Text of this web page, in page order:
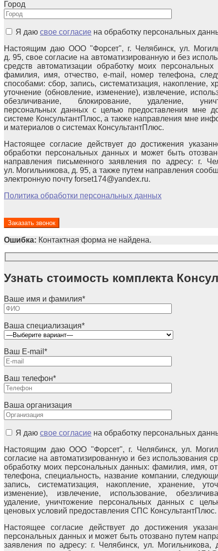
Город
Я даю свое согласие на обработку персональных
Настоящим даю ООО "Форсет", г. Челябинск, ул.
д. 95, свое согласие на автоматизированную и без
средств автоматизации обработку моих персональных
фамилия, имя, отчество, e-mail, номер телефона,
способами: сбор, запись, систематизация, накопление,
уточнение (обновление, изменение), извлечение,
обезличивание, блокирование, удаление,
персональных данных с целью предоставления мне
системе КонсультантПлюс, а также направления мне
и материалов о системах КонсультантПлюс.
Настоящее согласие действует до достижения
обработки персональных данных и может быть
направления письменного заявления по адресу: г.
ул. Могильникова, д. 95, а также путем направления
электронную почту forset174@yandex.ru.
Политика обработки персональных данных
Ошибка: Контактная форма не найдена.
Узнать стоимость комплекта
Ваше имя и фамилия*
Ваша специализация*
Ваш E-mail *
Ваш телефон*
Ваша организация
Я даю свое согласие на обработку персональных
Настоящим даю ООО "Форсет", г. Челябинск, ул.
согласие на автоматизированную и без использования
обработку моих персональных данных: фамилия, имя,
телефона, специальность, название компании,
запись, систематизация, накопление, хранение,
изменение), извлечение, использование,
удаление, уничтожение персональных данных с
ценовых условий предоставления СПС КонсультантПлюс.
Настоящее согласие действует до достижения
персональных данных и может быть отозвано путем
заявления по адресу: г. Челябинск, ул.